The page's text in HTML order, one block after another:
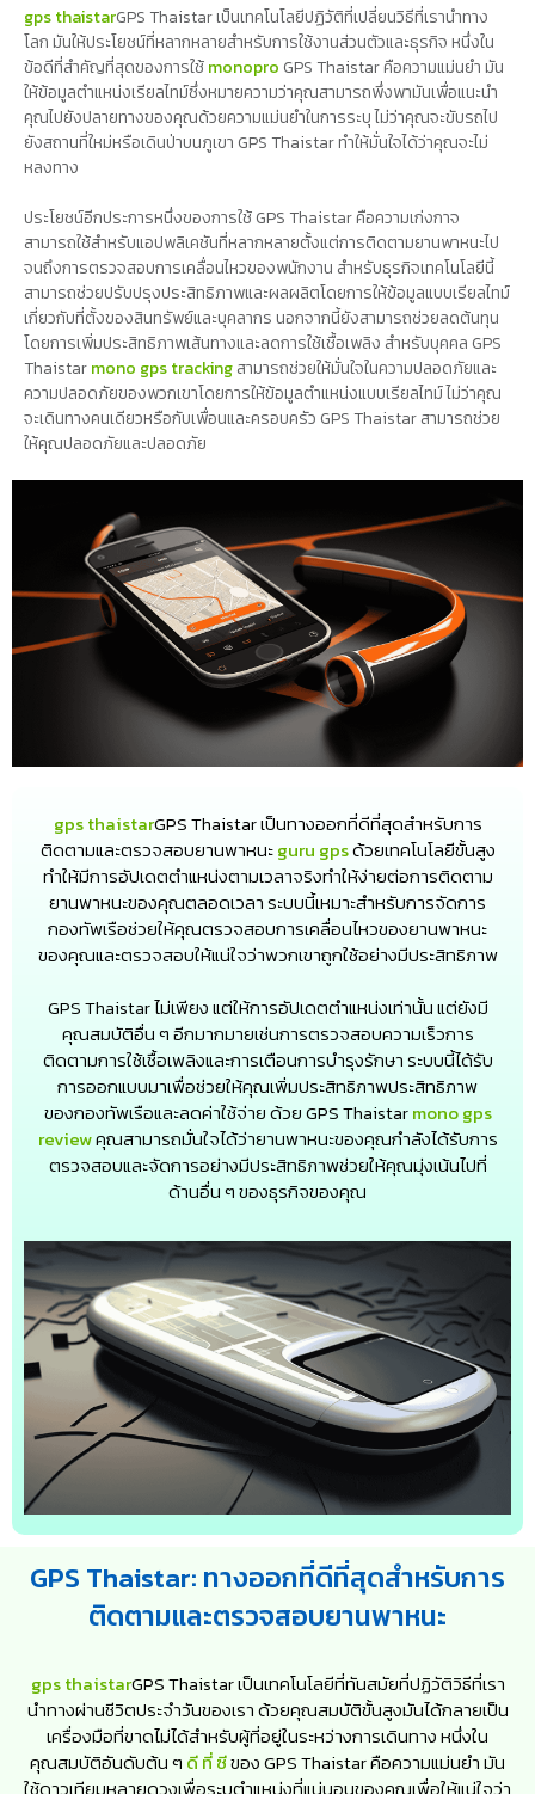
gps thaistarGPS Thaistar เป็นเทคโนโลยีปฏิวัติที่เปลี่ยนวิธีที่เรานำทาง
โลก มันให้ประโยชน์ที่หลากหลายสำหรับการใช้งานส่วนตัวและธุรกิจ หนึ่งใน
ข้อดีที่สำคัญที่สุดของการใช้monopro GPS Thaistar คือความแม่นยำ มัน
ให้ข้อมูลตำแหน่งเรียลไทม์ซึ่งหมายความว่าคุณสามารถพึ่งพามันเพื่อแนะนำ
คุณไปยังปลายทางของคุณด้วยความแม่นยำในการระบุ ไม่ว่าคุณจะขับรถไป
ยังสถานที่ใหม่หรือเดินป่าบนภูเขา GPS Thaistar ทำให้มั่นใจได้ว่าคุณจะไม่
หลงทาง
ประโยชน์อีกประการหนึ่งของการใช้ GPS Thaistar คือความเก่งกาจ
สามารถใช้สำหรับแอปพลิเคชันที่หลากหลายตั้งแต่การติดตามยานพาหนะไป
จนถึงการตรวจสอบการเคลื่อนไหวของพนักงาน สำหรับธุรกิจเทคโนโลยีนี้
สามารถช่วยปรับปรุงประสิทธิภาพและผลผลิตโดยการให้ข้อมูลแบบเรียลไทม์
เกี่ยวกับที่ตั้งของสินทรัพย์และบุคลากร นอกจากนี้ยังสามารถช่วยลดต้นทุน
โดยการเพิ่มประสิทธิภาพเส้นทางและลดการใช้เชื้อเพลิง สำหรับบุคคล GPS
Thaistarmono gps trackingสามารถช่วยให้มั่นใจในความปลอดภัยและ
ความปลอดภัยของพวกเขาโดยการให้ข้อมูลตำแหน่งแบบเรียลไทม์ ไม่ว่าคุณ
จะเดินทางคนเดียวหรือกับเพื่อนและครอบครัว GPS Thaistar สามารถช่วย
ให้คุณปลอดภัยและปลอดภัย
gps thaistarGPS Thaistar เป็นทางออกที่ดีที่สุดสำหรับการ
ติดตามและตรวจสอบยานพาหนะguru gpsด้วยเทคโนโลยีขั้นสูง
ทำให้มีการอัปเดตตำแหน่งตามเวลาจริงทำให้ง่ายต่อการติดตาม
ยานพาหนะของคุณตลอดเวลา ระบบนี้เหมาะสำหรับการจัดการ
กองทัพเรือช่วยให้คุณตรวจสอบการเคลื่อนไหวของยานพาหนะ
ของคุณและตรวจสอบให้แน่ใจว่าพวกเขาถูกใช้อย่างมีประสิทธิภาพ
GPS Thaistar ไม่เพียง แต่ให้การอัปเดตตำแหน่งเท่านั้น แต่ยังมี
คุณสมบัติอื่น ๆ อีกมากมายเช่นการตรวจสอบความเร็วการ
ติดตามการใช้เชื้อเพลิงและการเตือนการบำรุงรักษา ระบบนี้ได้รับ
การออกแบบมาเพื่อช่วยให้คุณเพิ่มประสิทธิภาพประสิทธิภาพ
ของกองทัพเรือและลดค่าใช้จ่าย ด้วย GPS Thaistarmono gps
reviewคุณสามารถมั่นใจได้ว่ายานพาหนะของคุณกำลังได้รับการ
ตรวจสอบและจัดการอย่างมีประสิทธิภาพช่วยให้คุณมุ่งเน้นไปที่
ด้านอื่น ๆ ของธุรกิจของคุณ
GPS Thaistar: ทางออกที่ดีที่สุดสำหรับการ
ติดตามและตรวจสอบยานพาหนะ
gps thaistarGPS Thaistar เป็นเทคโนโลยีที่ทันสมัยที่ปฏิวัติวิธีที่เรา
นำทางผ่านชีวิตประจำวันของเรา ด้วยคุณสมบัติขั้นสูงมันได้กลายเป็น
เครื่องมือที่ขาดไม่ได้สำหรับผู้ที่อยู่ในระหว่างการเดินทาง หนึ่งใน
คุณสมบัติอันดับต้น ๆ ดี ที่ ซีของ GPS Thaistar คือความแม่นยำ มัน
ใช้ดาวเทียมหลายดวงเพื่อระบุตำแหน่งที่แน่นอนของคุณเพื่อให้แน่ใจว่า